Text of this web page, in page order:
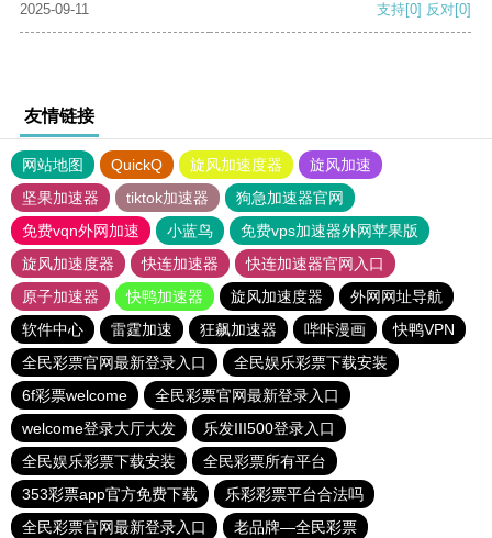
2025-09-11
支持[0] 反对[0]
友情链接
网站地图 QuickQ 旋风加速度器
旋风加速
坚果加速器
tiktok加速器
狗急加速器官网
免费vqn外网加速
小蓝鸟
免费vps加速器外网苹果版
旋风加速度器
快连加速器
快连加速器官网入口
原子加速器
快鸭加速器 旋风加速度器
外网网址导航
软件中心
雷霆加速 狂飙加速器 哔咔漫画
快鸭VPN
全民彩票官网最新登录入口
全民娱乐彩票下载安装
6f彩票welcome
全民彩票官网最新登录入口
welcome登录大厅大发
乐发III500登录入口
全民娱乐彩票下载安装
全民彩票所有平台
353彩票app官方免费下载
乐彩彩票平台合法吗
全民彩票官网最新登录入口
老品牌—全民彩票